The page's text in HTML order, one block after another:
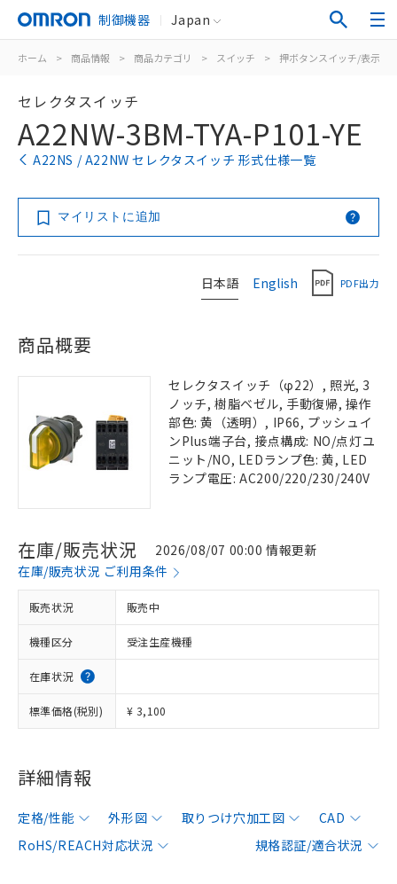
制御機器 Japan
ホーム > 商品情報 > 商品カテゴリ > スイッチ > 押ボタンスイッチ/表示灯
セレクタスイッチ
A22NW-3BM-TYA-P101-YE
A22NS / A22NW セレクタスイッチ 形式仕様一覧
マイリストに追加
日本語 English PDF出力
商品概要
セレクタスイッチ（φ22）, 照光, 3
ノッチ, 樹脂ベゼル, 手動復帰, 操作
部色: 黄（透明）, IP66, プッシュイ
ンPlus端子台, 接点構成: NO/点灯ユ
ニット/NO, LEDランプ色: 黄, LED
ランプ電圧: AC200/220/230/240V
在庫/販売状況
2026/08/07 00:00 情報更新
在庫/販売状況 ご利用条件
販売状況 販売中
機種区分 受注生産機種
在庫状況
標準価格(税別) ¥ 3,100
詳細情報
定格/性能 外形図 取りつけ穴加工図
CAD
RoHS/REACH対応状況
規格認証/適合状況